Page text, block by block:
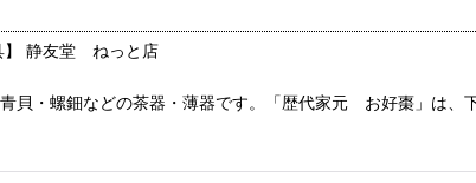
】 静友堂 ねっと店
貝・螺鈿などの茶器・薄器です。「歴代家元 お好棗」は、